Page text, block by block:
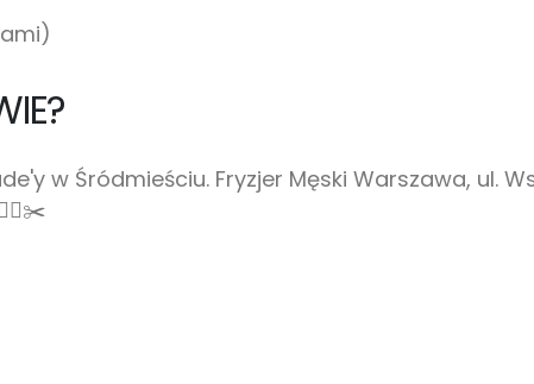
w Śródmieściu. Fryzjer Męski Warszawa, ul.